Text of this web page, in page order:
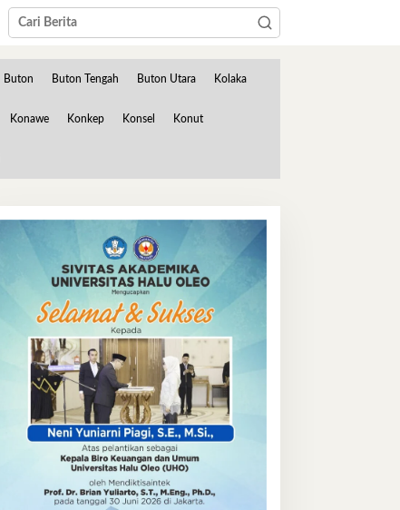
Buton Buton Tengah Buton Utara Kolaka
Konawe Konkep Konsel Konut